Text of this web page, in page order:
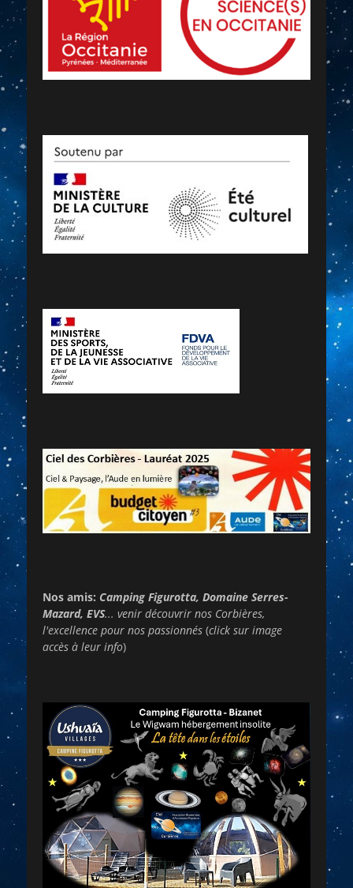
Nos amis: Camping Figurotta, Domaine Serres-
Mazard, EVS... venir découvrir nos Corbières,
l'excellence pour nos passionnés (click sur image
accès à leur info)